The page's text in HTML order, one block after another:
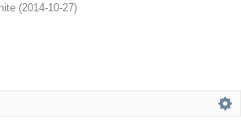
(2014-10-27)